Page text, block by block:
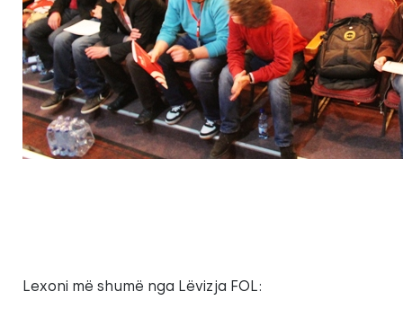
Lexoni më shumë nga Lëvizja FOL: